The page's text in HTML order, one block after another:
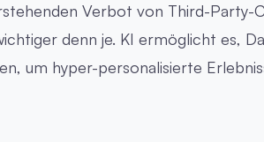
Verbot von Third-Party-
denn je. KI ermöglicht es,
um hyper-personalisierte